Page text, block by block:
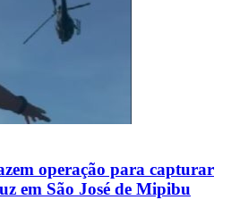
operação para capturar
em São José de Mipibu